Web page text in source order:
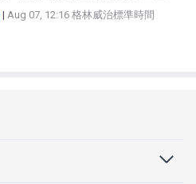
| Aug 07, 12:16 格林威治標準時間